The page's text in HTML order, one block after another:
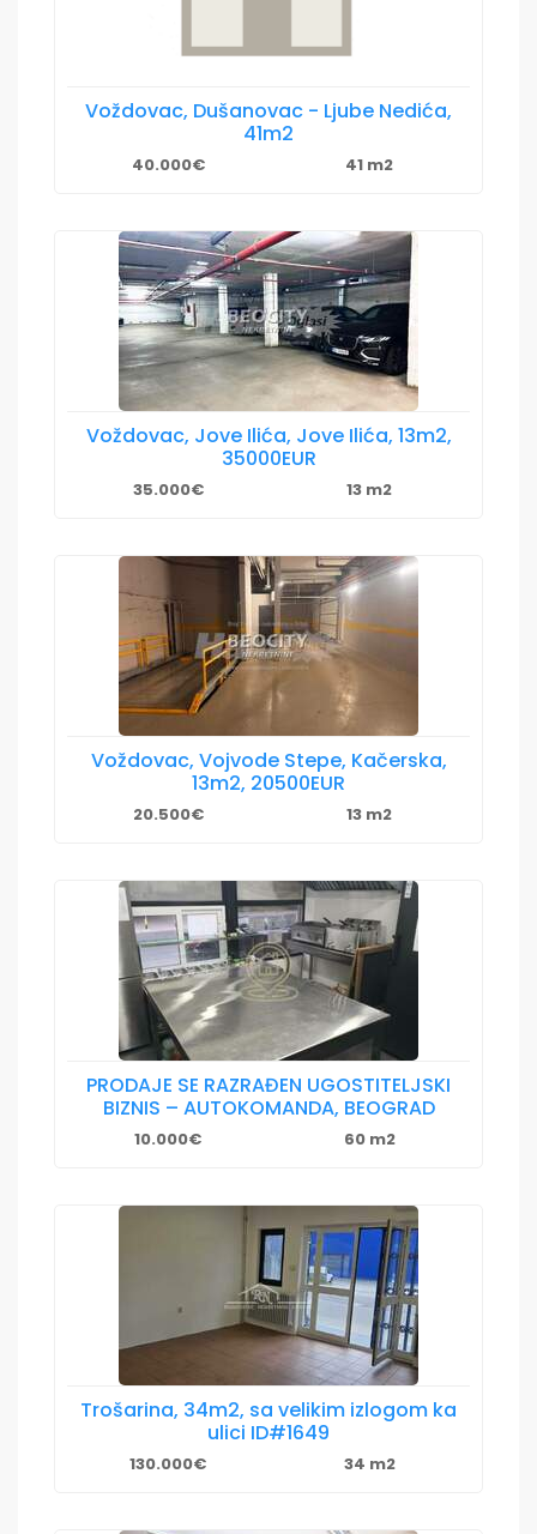
Voždovac, Dušanovac - Ljube Nedića,
41m2
40.000€ 41 m2
Voždovac, Jove Ilića, Jove Ilića, 13m2,
35000EUR
35.000€ 13 m2
Voždovac, Vojvode Stepe, Kačerska,
13m2, 20500EUR
20.500€ 13 m2
PRODAJE SE RAZRAĐEN UGOSTITELJSKI
BIZNIS – AUTOKOMANDA, BEOGRAD
10.000€ 60 m2
Trošarina, 34m2, sa velikim izlogom ka
ulici ID#1649
130.000€ 34 m2